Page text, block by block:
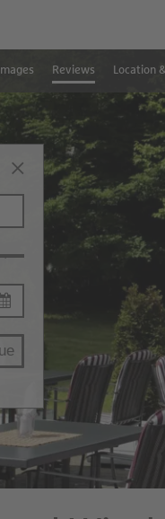
Images Reviews Location